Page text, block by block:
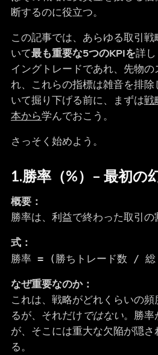
断するのに役立つ。
この記事では、あらゆる取引
いて最も重要な5つのKPIを詳
イングトレードであれ、先物
れ、これらの指標は雑音を排
いて掘り下げる前に、まずは戦
本から学んでおこう。
さっそく始めよう。
1.勝率（%） – 最初の
概要：
勝率は、利益で終わった取引の
式：
勝率 = (勝ちトレード数 /
なぜ重要なのか：
これは、戦略がどれくらいの
るが、それだけではない。勝率
が、そこには重大な欠陥が隠
る。